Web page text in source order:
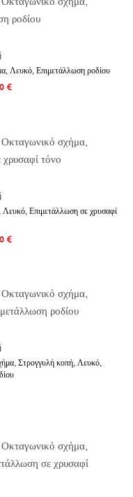
Λευκό, Επιμετάλλωση ροδίου
€
Επιμετάλλωση σε χρυσαφί
€
Στρογγυλή κοπή, Λευκό,